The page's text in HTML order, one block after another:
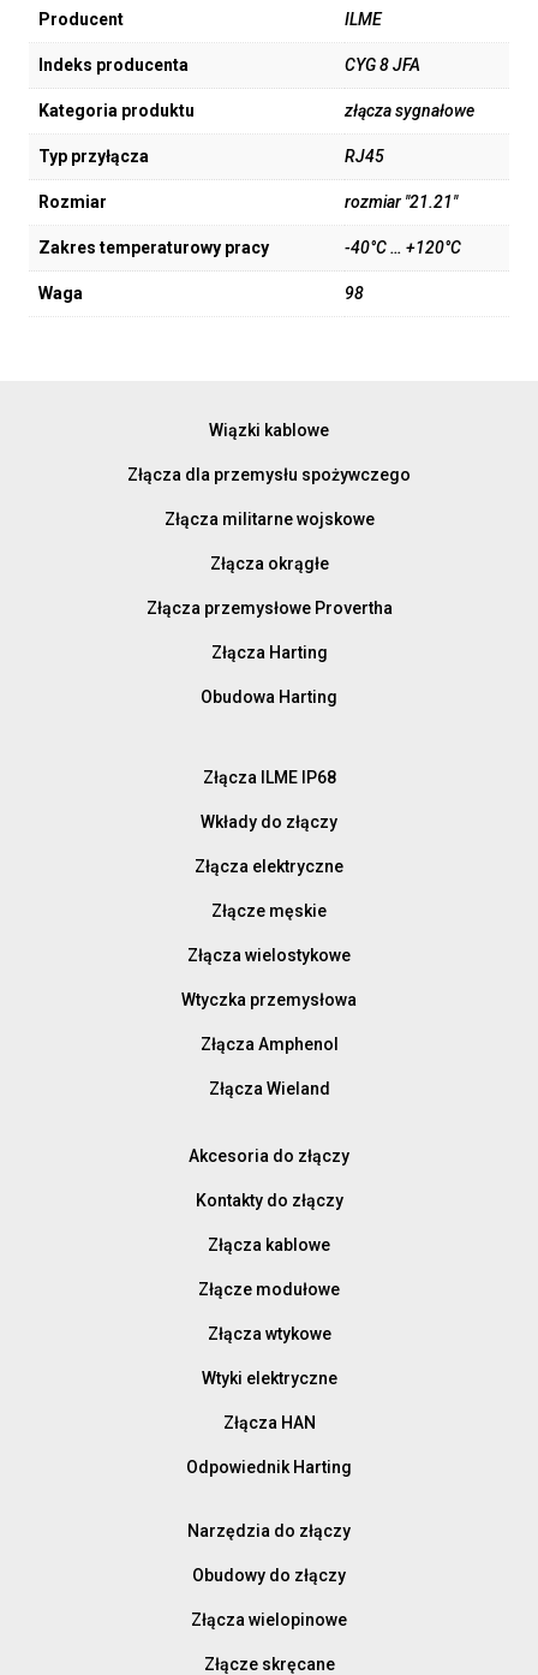
Producent ILME
Indeks producenta CYG 8 JFA
Kategoria produktu złącza sygnałowe
Typ przyłącza RJ45
Rozmiar rozmiar "21.21"
Zakres temperaturowy pracy -40°C … +120°C
Waga 98
Wiązki kablowe
Złącza dla przemysłu spożywczego
Złącza militarne wojskowe
Złącza okrągłe
Złącza przemysłowe Provertha
Złącza Harting
Obudowa Harting
Złącza ILME IP68
Wkłady do złączy
Złącza elektryczne
Złącze męskie
Złącza wielostykowe
Wtyczka przemysłowa
Złącza Amphenol
Złącza Wieland
Akcesoria do złączy
Kontakty do złączy
Złącza kablowe
Złącze modułowe
Złącza wtykowe
Wtyki elektryczne
Złącza HAN
Odpowiednik Harting
Narzędzia do złączy
Obudowy do złączy
Złącza wielopinowe
Złącze skręcane